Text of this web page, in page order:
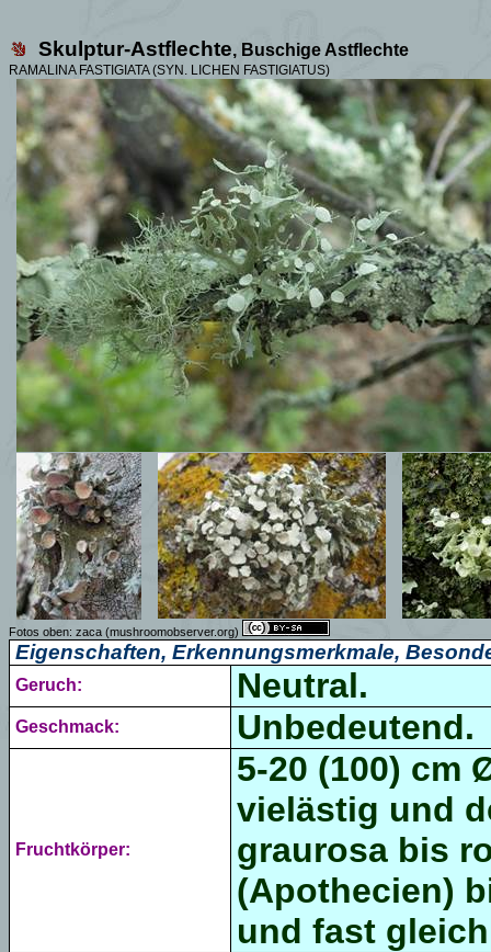
Skulptur-Astflechte, Buschige Astflechte
RAMALINA FASTIGIATA (SYN. LICHEN FASTIGIATUS)
Fotos oben: zaca (mushroomobserver.org)
Eigenschaften, Erkennungsmerkmale,
Geruch: Neutral.
Geschmack: Unbedeutend.
Fruchtkörper:
5-20 (100) cm
vielästig und
graurosa bis
(Apothecien)
und fast